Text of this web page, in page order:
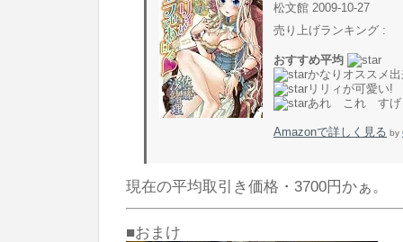
松文館 2009-10-27
売り上げランキング :
おすすめ平均
かなりオススメ
リリィが可愛い!
あれ これ すげ
Amazonで詳しく見る by
現在の平均取引き価格・3700円かぁ。
■おまけ